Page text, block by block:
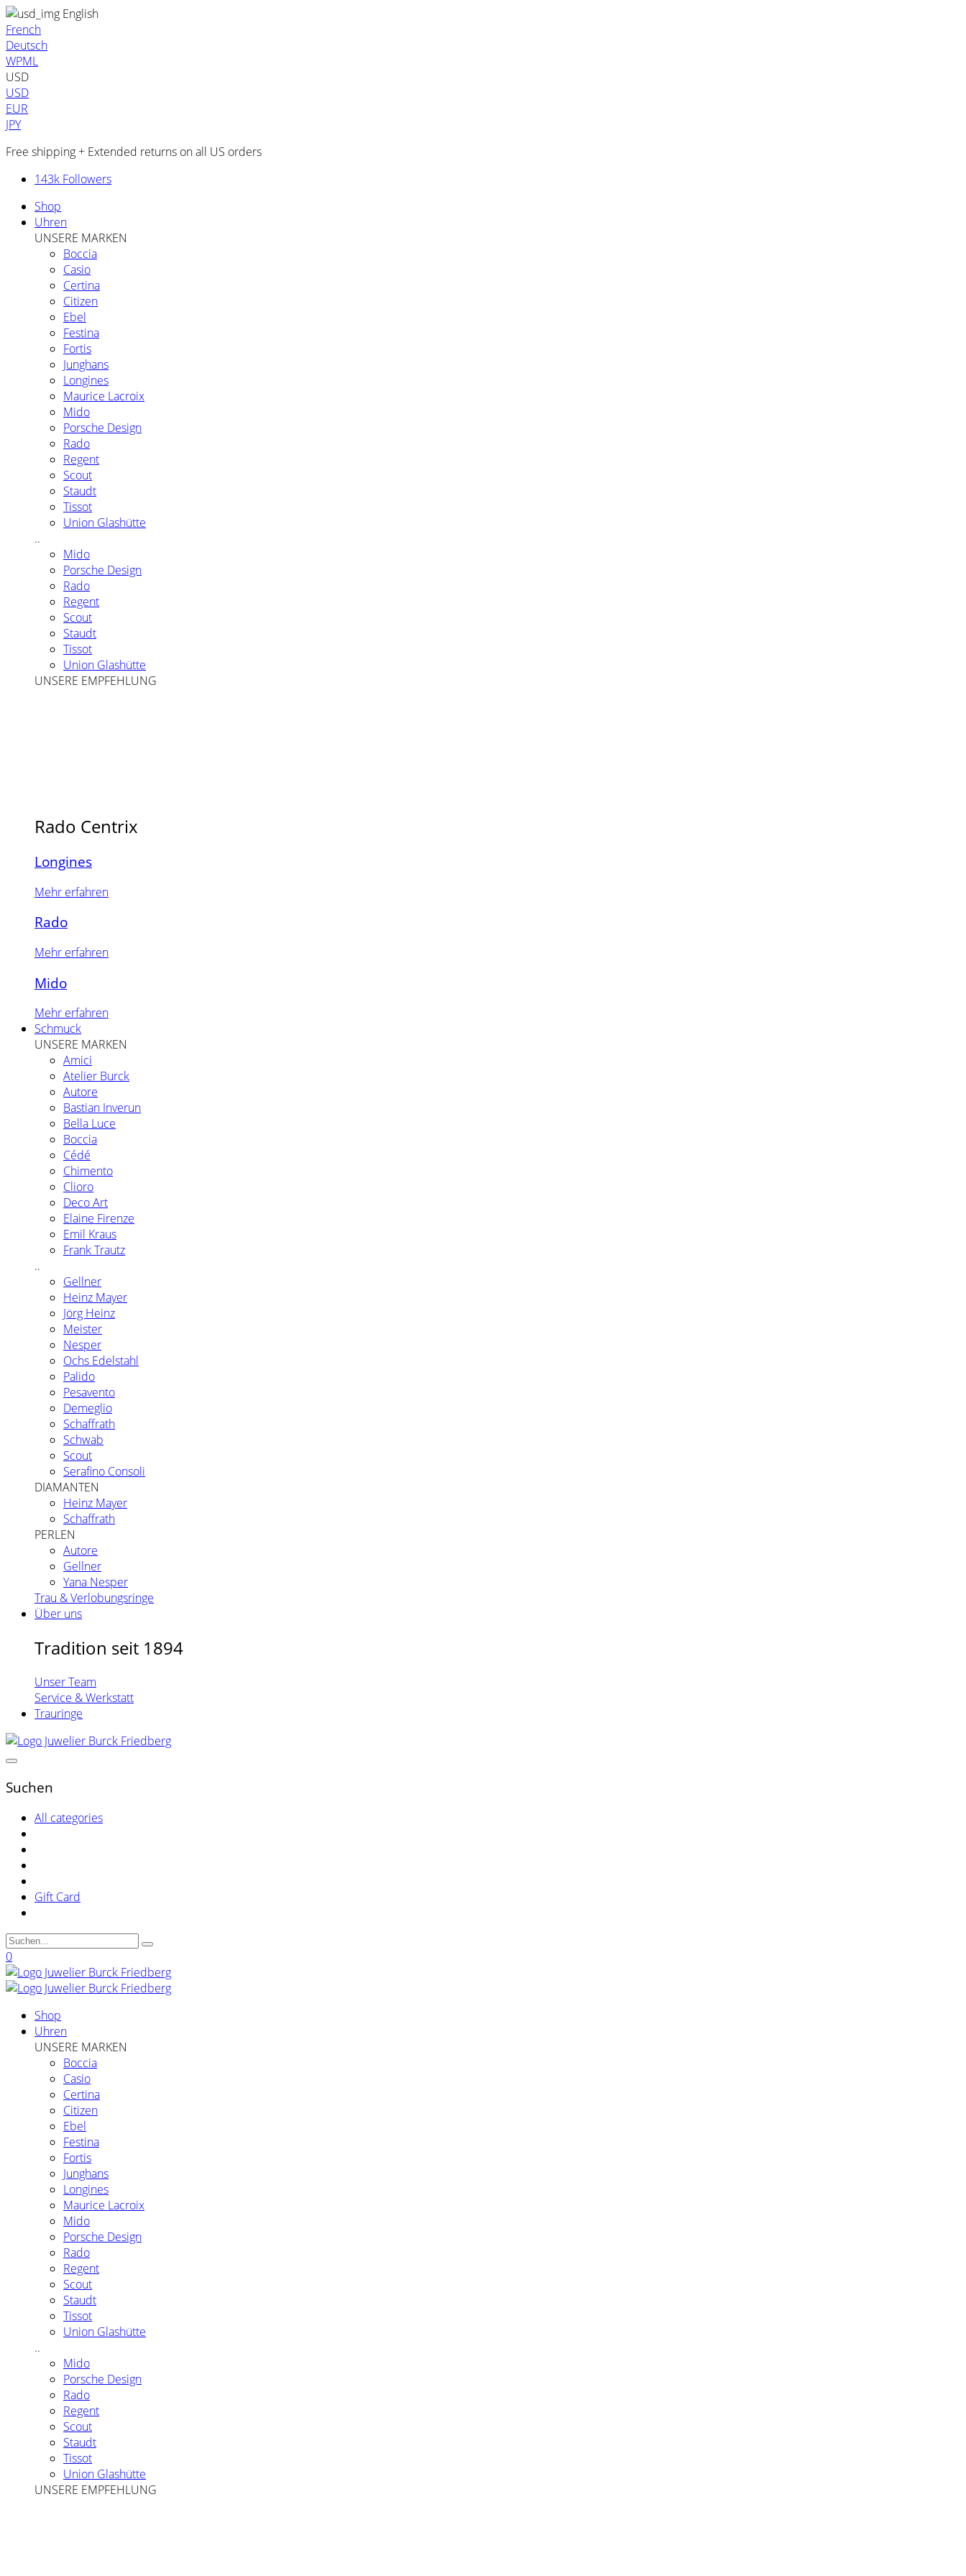
English
French
Deutsch
WPML
USD
USD
EUR
JPY
Free shipping + Extended returns on all US orders
143k Followers
Shop
Uhren
UNSERE MARKEN
Boccia
Casio
Certina
Citizen
Ebel
Festina
Fortis
Junghans
Longines
Maurice Lacroix
Mido
Porsche Design
Rado
Regent
Scout
Staudt
Tissot
Union Glashütte
..
Mido
Porsche Design
Rado
Regent
Scout
Staudt
Tissot
Union Glashütte
UNSERE EMPFEHLUNG
Rado Centrix
Longines
Mehr erfahren
Rado
Mehr erfahren
Mido
Mehr erfahren
Schmuck
UNSERE MARKEN
Amici
Atelier Burck
Autore
Bastian Inverun
Bella Luce
Boccia
Cédé
Chimento
Clioro
Deco Art
Elaine Firenze
Emil Kraus
Frank Trautz
..
Gellner
Heinz Mayer
Jörg Heinz
Meister
Nesper
Ochs Edelstahl
Palido
Pesavento
Demeglio
Schaffrath
Schwab
Scout
Serafino Consoli
DIAMANTEN
Heinz Mayer
Schaffrath
PERLEN
Autore
Gellner
Yana Nesper
Trau & Verlobungsringe
Über uns
Tradition seit 1894
Unser Team
Service & Werkstatt
Trauringe
Suchen
All categories
Gift Card
0
Shop
Uhren
UNSERE MARKEN
Boccia
Casio
Certina
Citizen
Ebel
Festina
Fortis
Junghans
Longines
Maurice Lacroix
Mido
Porsche Design
Rado
Regent
Scout
Staudt
Tissot
Union Glashütte
..
Mido
Porsche Design
Rado
Regent
Scout
Staudt
Tissot
Union Glashütte
UNSERE EMPFEHLUNG